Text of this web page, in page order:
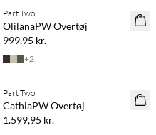
NYHED
Part Two
OlilanaPW Overtøj
999,95 kr.
+2
NYHED
Part Two
CathiaPW Overtøj
1.599,95 kr.